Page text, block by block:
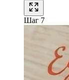
Шаг 7